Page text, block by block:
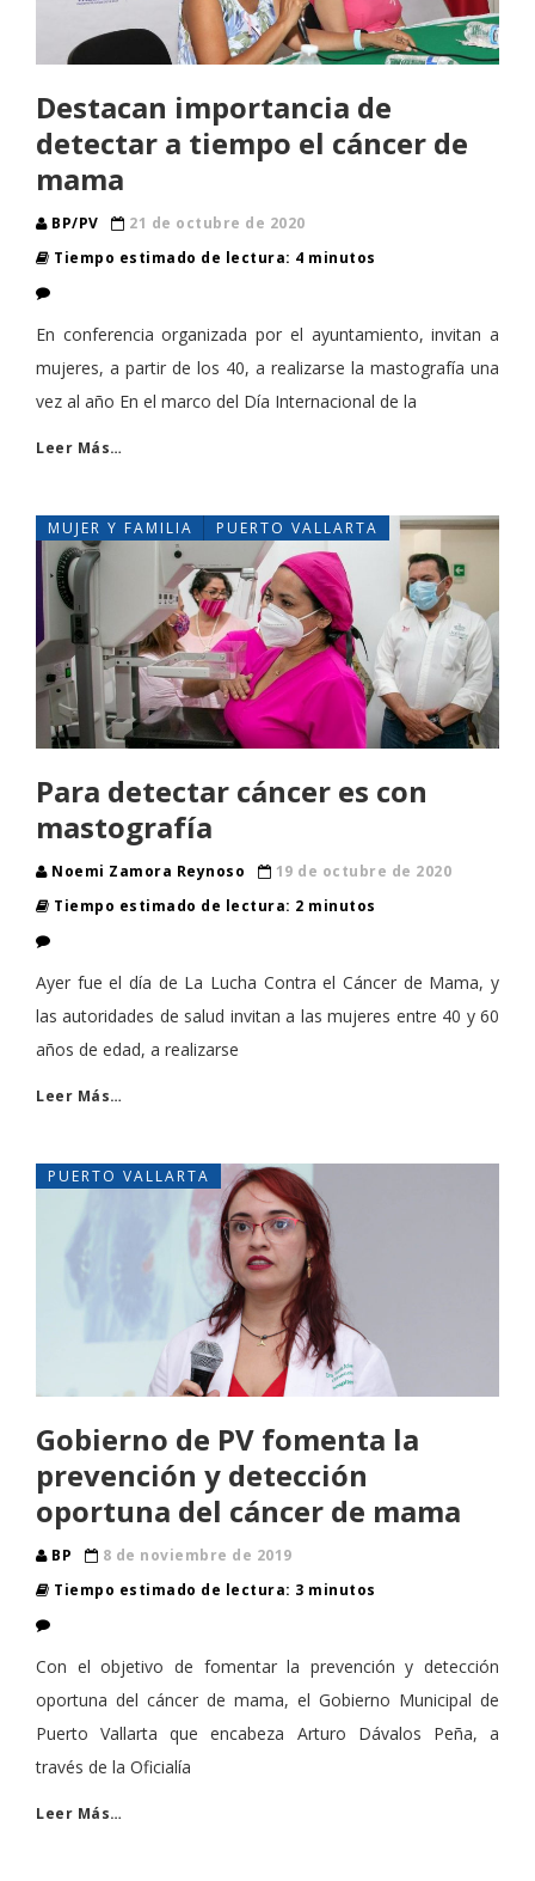
Destacan importancia de
detectar a tiempo el cáncer de
mama
BP/PV
21 de octubre de 2020
Tiempo estimado de lectura: 4 minutos
En conferencia organizada por el ayuntamiento, invitan a
mujeres, a partir de los 40, a realizarse la mastografía una
vez al año En el marco del Día Internacional de la
Leer Más…
MUJER Y FAMILIA PUERTO VALLARTA
Para detectar cáncer es con
mastografía
Noemi Zamora Reynoso
19 de octubre de 2020
Tiempo estimado de lectura: 2 minutos
Ayer fue el día de La Lucha Contra el Cáncer de Mama, y
las autoridades de salud invitan a las mujeres entre 40 y 60
años de edad, a realizarse
Leer Más…
PUERTO VALLARTA
Gobierno de PV fomenta la
prevención y detección
oportuna del cáncer de mama
BP
8 de noviembre de 2019
Tiempo estimado de lectura: 3 minutos
Con el objetivo de fomentar la prevención y detección
oportuna del cáncer de mama, el Gobierno Municipal de
Puerto Vallarta que encabeza Arturo Dávalos Peña, a
través de la Oficialía
Leer Más…